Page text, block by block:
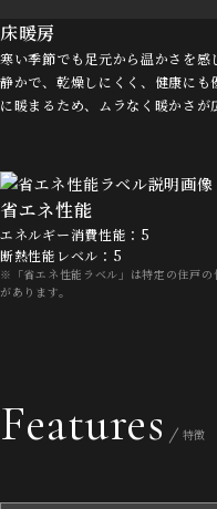
床暖房
寒い季節でも足元から温かさを
静かで、乾燥しにくく、健康に
に暖まるため、ムラなく暖かさが
省エネ性能
エネルギー消費性能：5
断熱性能レベル：5
※「省エネ性能ラベル」は特定の住戸
があります。
Features 特徴